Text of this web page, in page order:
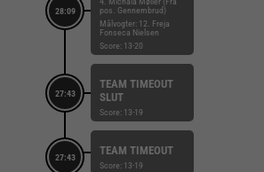
28:09
pos. Gennembrud)
Målvogter: 12. Freja
Fonseca Nielsen
Score: 13-20
27:43
TEAM TIMEOUT
SLUT
Score: 13-19
27:43
TEAM TIMEOUT
Score: 13-19